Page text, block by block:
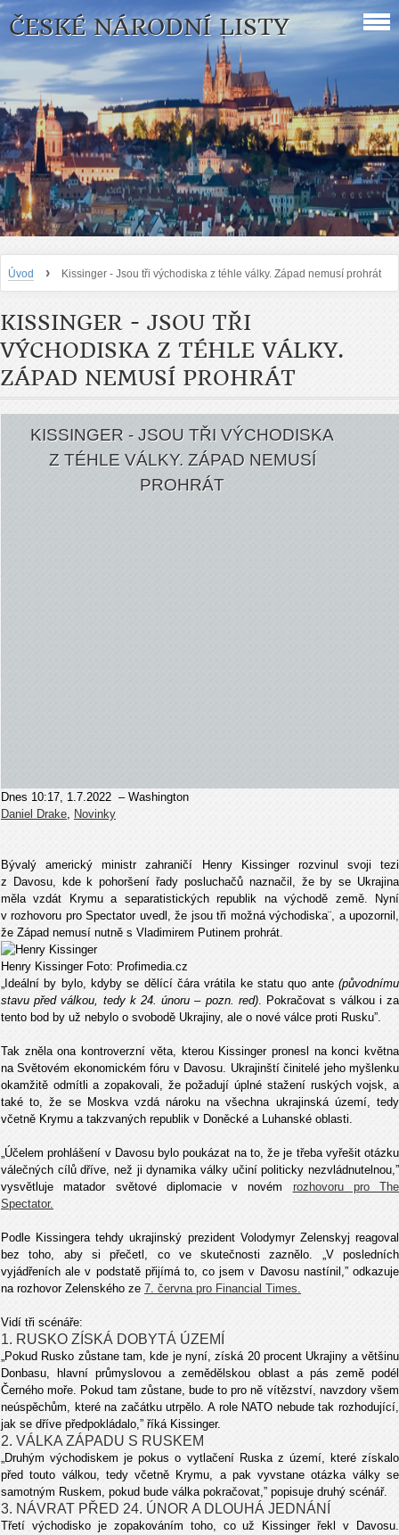
ČESKÉ NÁRODNÍ LISTY
Úvod › Kissinger - Jsou tři východiska z téhle války. Západ nemusí prohrát
KISSINGER - JSOU TŘI
VÝCHODISKA Z TÉHLE VÁLKY.
ZÁPAD NEMUSÍ PROHRÁT
KISSINGER - JSOU TŘI VÝCHODISKA
Z TÉHLE VÁLKY. ZÁPAD NEMUSÍ
PROHRÁT
Dnes 10:17, 1.7.2022 – Washington
Daniel Drake, Novinky
Bývalý americký ministr zahraničí Henry Kissinger rozvinul svoji tezi
z Davosu, kde k pohoršení řady posluchačů naznačil, že by se Ukrajina
měla vzdát Krymu a separatistických republik na východě země. Nyní
v rozhovoru pro Spectator uvedl, že jsou tři možná východiska¨, a upozornil,
že Západ nemusí nutně s Vladimirem Putinem prohrát.
Henry Kissinger Foto: Profimedia.cz
„Ideální by bylo, kdyby se dělící čára vrátila ke statu quo ante (původnímu
stavu před válkou, tedy k 24. únoru – pozn. red). Pokračovat s válkou i za
tento bod by už nebylo o svobodě Ukrajiny, ale o nové válce proti Rusku”.
Tak zněla ona kontroverzní věta, kterou Kissinger pronesl na konci května
na Světovém ekonomickém fóru v Davosu. Ukrajinští činitelé jeho myšlenku
okamžitě odmítli a zopakovali, že požadují úplné stažení ruských vojsk, a
také to, že se Moskva vzdá nároku na všechna ukrajinská území, tedy
včetně Krymu a takzvaných republik v Doněcké a Luhanské oblasti.
„Účelem prohlášení v Davosu bylo poukázat na to, že je třeba vyřešit otázku
válečných cílů dříve, než ji dynamika války učiní politicky nezvládnutelnou,”
vysvětluje matador světové diplomacie v novém rozhovoru pro The
Spectator.
Podle Kissingera tehdy ukrajinský prezident Volodymyr Zelenskyj reagoval
bez toho, aby si přečetl, co ve skutečnosti zaznělo. „V posledních
vyjádřeních ale v podstatě přijímá to, co jsem v Davosu nastínil,” odkazuje
na rozhovor Zelenského ze 7. června pro Financial Times.
Vidí tři scénáře:
1. RUSKO ZÍSKÁ DOBYTÁ ÚZEMÍ
„Pokud Rusko zůstane tam, kde je nyní, získá 20 procent Ukrajiny a většinu
Donbasu, hlavní průmyslovou a zemědělskou oblast a pás země podél
Černého moře. Pokud tam zůstane, bude to pro ně vítězství, navzdory všem
neúspěchům, které na začátku utrpělo. A role NATO nebude tak rozhodující,
jak se dříve předpokládalo,” říká Kissinger.
2. VÁLKA ZÁPADU S RUSKEM
„Druhým východiskem je pokus o vytlačení Ruska z území, které získalo
před touto válkou, tedy včetně Krymu, a pak vyvstane otázka války se
samotným Ruskem, pokud bude válka pokračovat,” popisuje druhý scénář.
3. NÁVRAT PŘED 24. ÚNOR A DLOUHÁ JEDNÁNÍ
Třetí východisko je zopakováním toho, co už Kissinger řekl v Davosu.